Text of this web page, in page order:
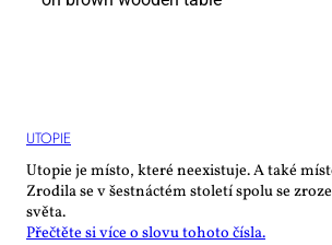
UTO­PIE
Utopie je místo, které neexistuje. A také
Zrodila se v šestnáctém století spolu se
světa.
Přečtěte si více o slovu tohoto čísla.